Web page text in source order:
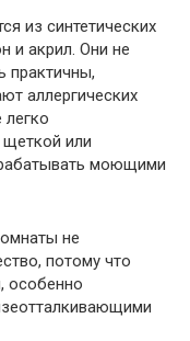
из синтетических
и акрил. Они не
практичны,
аллергических
легко
или
моющими
не
потому что
особенно